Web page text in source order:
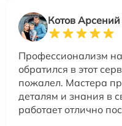
Котов Арсений
Профессионализм
обратился в этот
пожалел. Мастера
деталям и знания в
работает отлично